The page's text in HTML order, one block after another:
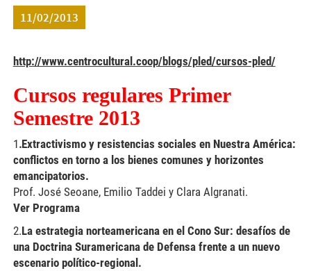
11/02/2013
http://www.centrocultural.coop/blogs/pled/cursos-pled/
Cursos regulares Primer
Semestre 2013
1.Extractivismo y resistencias sociales en Nuestra América:
conflictos en torno a los bienes comunes y horizontes
emancipatorios.
Prof. José Seoane, Emilio Taddei y Clara Algranati.
Ver Programa
2.La estrategia norteamericana en el Cono Sur: desafíos de
una Doctrina Suramericana de Defensa frente a un nuevo
escenario político-regional.